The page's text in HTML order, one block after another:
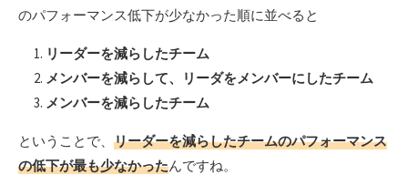
のパフォーマンス低下が少なかった順に並べると
リーダーを減らしたチーム
メンバーを減らして、リーダをメンバーにしたチーム
メンバーを減らしたチーム
ということで、 リーダーを減らしたチームのパフォーマンス
の低下が最も少なかったんですね。